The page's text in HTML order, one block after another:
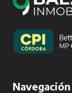
Navegación